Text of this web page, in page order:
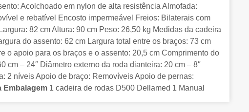
Acolchoado em nylon de alta resistência Almofada:
e rebatível Encosto impermeável Freios: Bilaterais com
82 cm Altura: 90 cm Peso: 26,50 kg Medidas da cadeira
do assento: 62 cm Largura total entre os braços: 73 cm
o apoio para os braços e o assento: 20,5 cm Comprimento do
– 24″ Diâmetro externo da roda dianteira: 20 cm – 8″
2 níveis Apoio de braço: Removíveis Apoio de pernas:
Embalagem 1 cadeira de rodas D500 Dellamed 1 Manual